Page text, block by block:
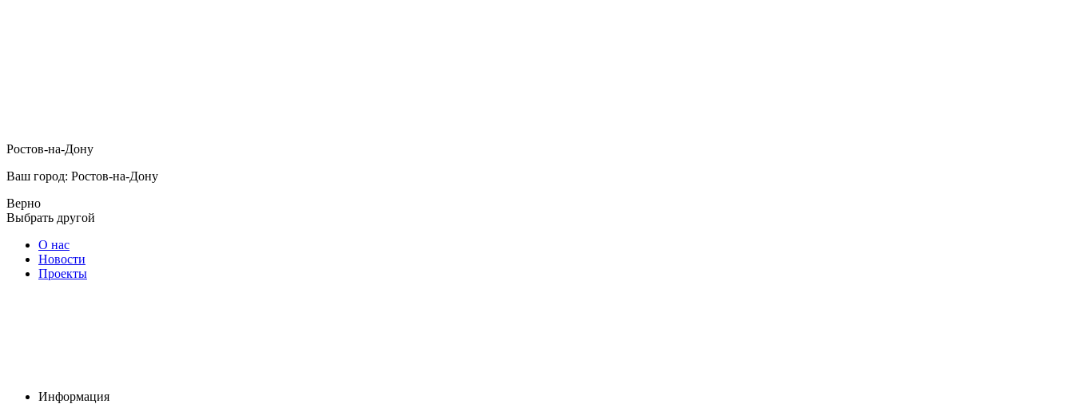
Ростов-на-Дону
Ваш город: Ростов-на-Дону
Верно
Выбрать другой
О нас
Новости
Проекты
Информация